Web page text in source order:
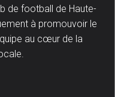
de football de Haute-
à promouvoir le
au cœur de la